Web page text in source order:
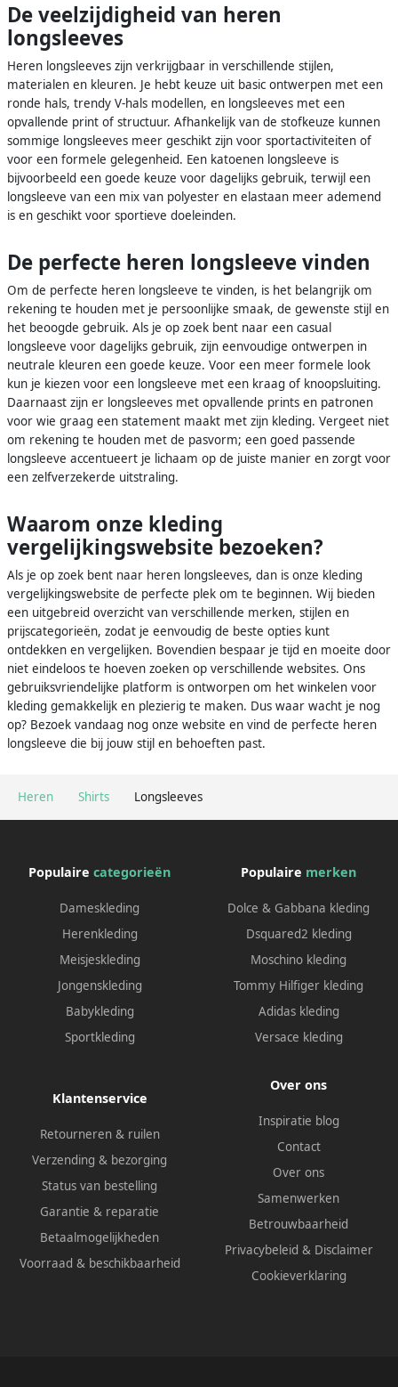
Heren Shirts Longsleeves
De veelzijdigheid van heren
longsleeves
Heren longsleeves zijn verkrijgbaar in verschillende stijlen,
materialen en kleuren. Je hebt keuze uit basic ontwerpen met een
ronde hals, trendy V-hals modellen, en longsleeves met een
opvallende print of structuur. Afhankelijk van de stofkeuze kunnen
sommige longsleeves meer geschikt zijn voor sportactiviteiten of
voor een formele gelegenheid. Een katoenen longsleeve is
bijvoorbeeld een goede keuze voor dagelijks gebruik, terwijl een
longsleeve van een mix van polyester en elastaan meer ademend
is en geschikt voor sportieve doeleinden.
De perfecte heren longsleeve vinden
Om de perfecte heren longsleeve te vinden, is het belangrijk om
rekening te houden met je persoonlijke smaak, de gewenste stijl en
het beoogde gebruik. Als je op zoek bent naar een casual
longsleeve voor dagelijks gebruik, zijn eenvoudige ontwerpen in
neutrale kleuren een goede keuze. Voor een meer formele look
kun je kiezen voor een longsleeve met een kraag of knoopsluiting.
Daarnaast zijn er longsleeves met opvallende prints en patronen
voor wie graag een statement maakt met zijn kleding. Vergeet niet
om rekening te houden met de pasvorm; een goed passende
longsleeve accentueert je lichaam op de juiste manier en zorgt voor
een zelfverzekerde uitstraling.
Waarom onze kleding
vergelijkingswebsite bezoeken?
Als je op zoek bent naar heren longsleeves, dan is onze kleding
vergelijkingswebsite de perfecte plek om te beginnen. Wij bieden
een uitgebreid overzicht van verschillende merken, stijlen en
prijscategorieën, zodat je eenvoudig de beste opties kunt
ontdekken en vergelijken. Bovendien bespaar je tijd en moeite door
niet eindeloos te hoeven zoeken op verschillende websites. Ons
gebruiksvriendelijke platform is ontworpen om het winkelen voor
kleding gemakkelijk en plezierig te maken. Dus waar wacht je nog
op? Bezoek vandaag nog onze website en vind de perfecte heren
longsleeve die bij jouw stijl en behoeften past.
Populaire categorieën
Dameskleding
Herenkleding
Meisjeskleding
Jongenskleding
Babykleding
Sportkleding
Populaire merken
Dolce & Gabbana kleding
Dsquared2 kleding
Moschino kleding
Tommy Hilfiger kleding
Adidas kleding
Versace kleding
Klantenservice
Retourneren & ruilen
Verzending & bezorging
Status van bestelling
Garantie & reparatie
Betaalmogelijkheden
Voorraad & beschikbaarheid
Over ons
Inspiratie blog
Contact
Over ons
Samenwerken
Betrouwbaarheid
Privacybeleid & Disclaimer
Cookieverklaring